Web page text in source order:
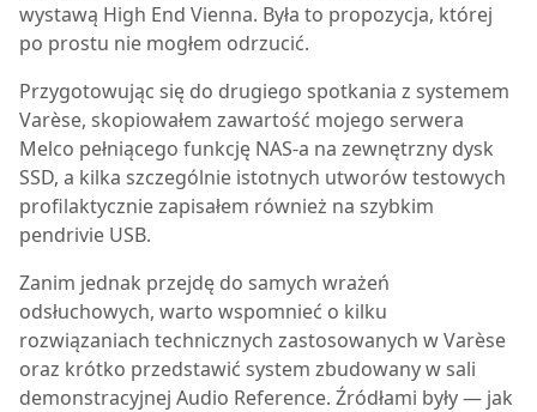
wystawą High End Vienna. Była to propozycja, której
po prostu nie mogłem odrzucić.
Przygotowując się do drugiego spotkania z systemem
Varèse, skopiowałem zawartość mojego serwera
Melco pełniącego funkcję NAS-a na zewnętrzny dysk
SSD, a kilka szczególnie istotnych utworów testowych
profilaktycznie zapisałem również na szybkim
pendrivie USB.
Zanim jednak przejdę do samych wrażeń
odsłuchowych, warto wspomnieć o kilku
rozwiązaniach technicznych zastosowanych w Varèse
oraz krótko przedstawić system zbudowany w sali
demonstracyjnej Audio Reference. Źródłami były — jak